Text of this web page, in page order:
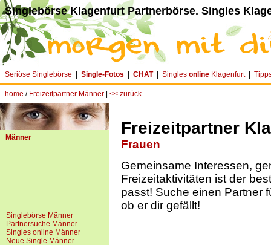
Singlebörse Klagenfurt Partnerbörse. Singles
Seriöse Singlebörse Single-Fotos CHAT| Singles online Klagenfurt|
home / Freizeitpartner Männer << zurück
Männer
Singlebörse Männer
Partnersuche Männer
Singles online Männer
Neue Single Männer
Freizeitpartner
Frauen
Gemeinsame Interessen,
Freizeitaktivitäten ist der
passt! Suche einen Partner
ob er dir gefällt!